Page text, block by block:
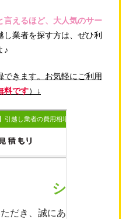
言えるほど、大人気のサー
業者を探す方は、ぜひ利
♪
きます。お気軽にご利用
料です）↓